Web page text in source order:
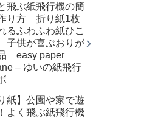
飛ぶ紙飛行機の簡
り方 折り紙1枚
るふわふわ紙ひこ
子供が喜ぶおりが
easy paper
– ゆいの紙飛行
紙】公園や家で遊
よく飛ぶ紙飛行機